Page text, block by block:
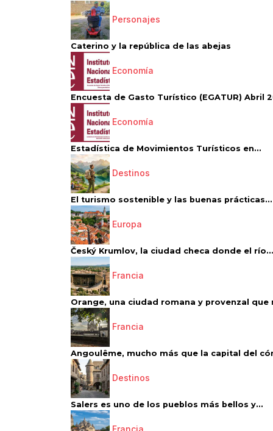
Personajes
Caterino y la república de las abejas
Economía
Encuesta de Gasto Turístico (EGATUR) Abril
Economía
Estadística de Movimientos Turísticos en...
Destinos
El turismo sostenible y las buenas prácticas...
Europa
Český Krumlov, la ciudad checa donde el río...
Francia
Orange, una ciudad romana y provenzal que
Francia
Angoulême, mucho más que la capital del
Destinos
Salers es uno de los pueblos más bellos y...
Francia